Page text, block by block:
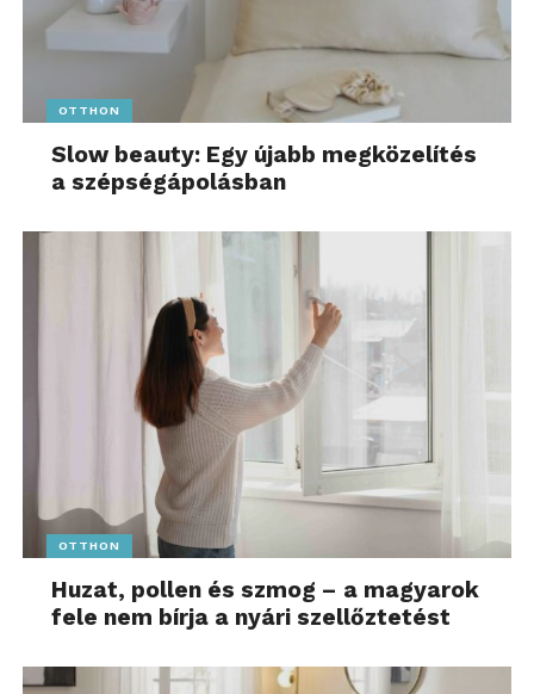
OTTHON
Slow beauty: Egy újabb megközelítés
a szépségápolásban
OTTHON
Huzat, pollen és szmog – a magyarok
fele nem bírja a nyári szellőztetést